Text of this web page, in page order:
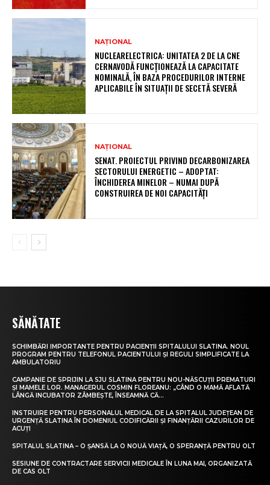
NAȚIONAL
NUCLEARELECTRICA: UNITATEA 2 DE LA CNE
CERNAVODĂ FUNCȚIONEAZĂ LA CAPACITATE
NOMINALĂ, ÎN BAZA PROCEDURILOR INTERNE
APLICABILE ÎN SITUAȚII DE SECETĂ SEVERĂ
NAȚIONAL
SENAT. PROIECTUL PRIVIND DECARBONIZAREA
SECTORULUI ENERGETIC – ADOPTAT:
ÎNCHIDEREA MINELOR – NUMAI DUPĂ
CONSTRUIREA DE NOI CAPACITĂȚI
SĂNĂTATE
SCHIMBĂRI IMPORTANTE PENTRU PACIENȚII SPITALULUI SLATINA. NOUL
PROGRAM PENTRU TELEFONUL PACIENTULUI ȘI REGULI SIMPLIFICATE LA
AMBULATORIU
CAMPANIE DE SPRIJIN LA SJU SLATINA PENTRU NOU-NĂSCUȚII PREMATURI
ȘI MAMELE LOR. MANAGERUL COSMIN FLOREANU: „CÂND O MAMĂ AFLATĂ
LÂNGĂ INCUBATOR ZÂMBEȘTE, ÎNSEAMNĂ CĂ...
INSTRUIRE PENTRU PERSONALUL MEDICAL DE LA SPITALUL JUDEȚEAN DE
URGENȚĂ SLATINA ÎN DOMENIUL CODIFICĂRII ȘI FINANȚĂRII CAZURILOR DE
ACUȚI
SPITALUL SLATINA – O ȘANSĂ LA O NOUĂ VIAȚĂ, O SPERANȚĂ PENTRU OLT
SESIUNE DE CONTRACTARE SERVICII MEDICALE ÎN LUNA MAI, ORGANIZATĂ
DE CAS OLT